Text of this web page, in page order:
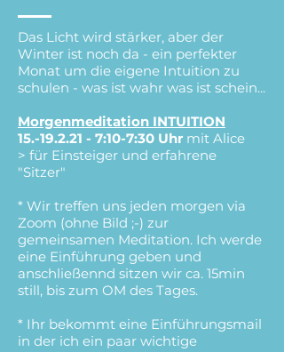
Das Licht wird stärker, aber der
Winter ist noch da - ein perfekter
Monat um die eigene Intuition zu
schulen - was ist wahr was ist schein...
Morgenmeditation INTUITION
15.-19.2.21 - 7:10-7:30 Uhr mit Alice
> für Einsteiger und erfahrene
"Sitzer"
* Wir treffen uns jeden morgen via
Zoom (ohne Bild ;-) zur
gemeinsamen Meditation. Ich werde
eine Einführung geben und
anschließennd sitzen wir ca. 15min
still, bis zum OM des Tages.
* Ihr bekommt eine Einführungsmail
in der ich ein paar wichtige